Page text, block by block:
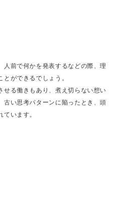
人前で何かを発表するなどの際、理
ができるでしょう。
せる働きもあり、煮え切らない想い
古い思考パターンに陥ったとき、頭
います。